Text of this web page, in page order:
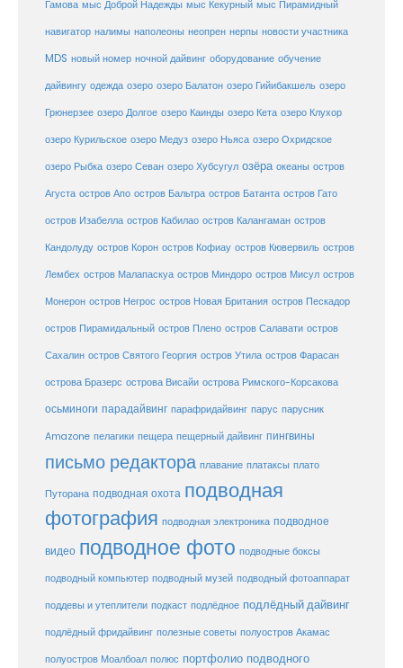
Гамова мыс Доброй Надежды мыс Кекурный мыс Пирамидный
навигатор налимы наполеоны неопрен нерпы новости участника
MDS новый номер ночной дайвинг оборудование обучение
дайвингу одежда озеро озеро Балатон озеро Гийибакшель озеро
Грюнерзее озеро Долгое озеро Каинды озеро Кета озеро Клухор
озеро Курильское озеро Медуз озеро Ньяса озеро Охридское
озеро Рыбка озеро Севан озеро Хубсугул озёра океаны остров
Агуста остров Апо остров Бальтра остров Батанта остров Гато
остров Изабелла остров Кабилао остров Калангаман остров
Кандолуду остров Корон остров Кофиау остров Кювервиль остров
Лембех остров Малапаскуа остров Миндоро остров Мисул остров
Монерон остров Негрос остров Новая Британия остров Пескадор
остров Пирамидальный остров Плено остров Салавати остров
Сахалин остров Святого Георгия остров Утила остров Фарасан
острова Бразерс острова Висайи острова Римского-Корсакова
осьминоги парадайвинг парафридайвинг парус парусник
Amazone пелагики пещера пещерный дайвинг пингвины
письмо редактора плавание платаксы плато
Путорана подводная охота подводная
фотография подводная электроника подводное
видео подводное фото подводные боксы
подводный компьютер подводный музей подводный фотоаппарат
поддевы и утеплители подкаст подлёдное подлёдный дайвинг
подлёдный фридайвинг полезные советы полуостров Акамас
полуостров Моалбоал полюс портфолио подводного